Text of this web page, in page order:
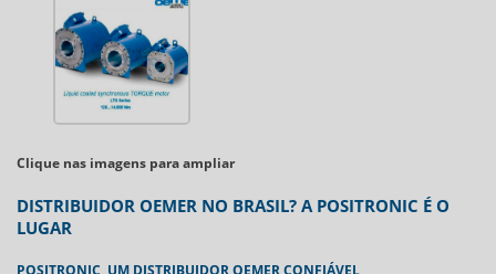
Clique nas imagens para ampliar
DISTRIBUIDOR OEMER NO BRASIL? A POSITRONIC É O
LUGAR